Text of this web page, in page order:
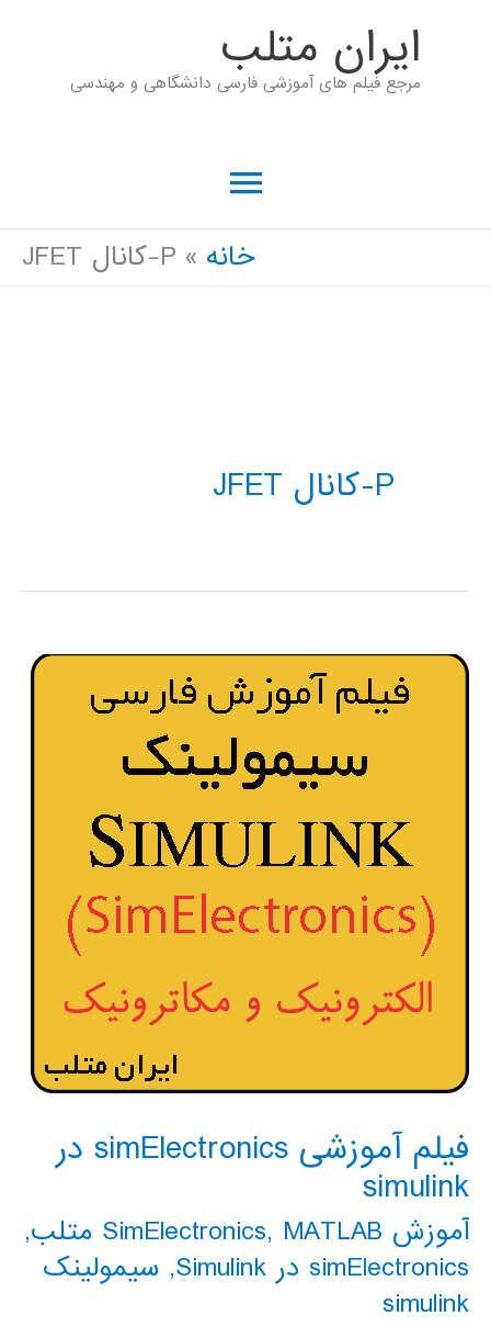
ايران متلب
مرجع فیلم های آموزشی فارسی دانشگاهی و مهندسی
فهرست
اصلی
خانه P-کانال JFET
P-کانال JFET
فیلم آموزشی simElectronics در
simulink
آموزش SimElectronics , MATLAB متلب
,
simElectronics در Simulink
, سیمولینک
simulink